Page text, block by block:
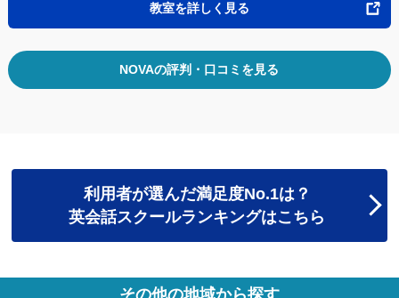
教室を詳しく見る
NOVAの評判・口コミを見る
利用者が選んだ満足度No.1は？
英会話スクールランキングはこちら